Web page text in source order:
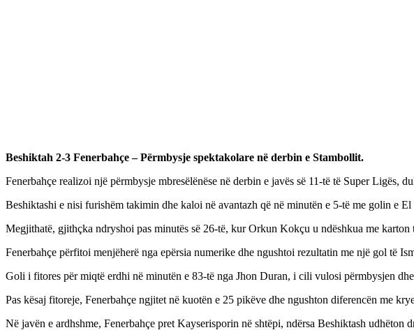
Beshiktah 2-3 Fenerbahçe – Përmbysje spektakolare në derbin e Stambollit.
Fenerbahçe realizoi një përmbysje mbresëlënëse në derbin e javës së 11-të të Super Ligës,
Beshiktashi e nisi furishëm takimin dhe kaloi në avantazh që në minutën e 5-të me golin e
Megjithatë, gjithçka ndryshoi pas minutës së 26-të, kur Orkun Kokçu u ndëshkua me
Fenerbahçe përfitoi menjëherë nga epërsia numerike dhe ngushtoi rezultatin me një gol të
Goli i fitores për miqtë erdhi në minutën e 83-të nga Jhon Duran, i cili vulosi përmbysjen
Pas kësaj fitoreje, Fenerbahçe ngjitet në kuotën e 25 pikëve dhe ngushton diferencën me
Në javën e ardhshme, Fenerbahçe pret Kayserisporin në shtëpi, ndërsa Beshiktash udhëton